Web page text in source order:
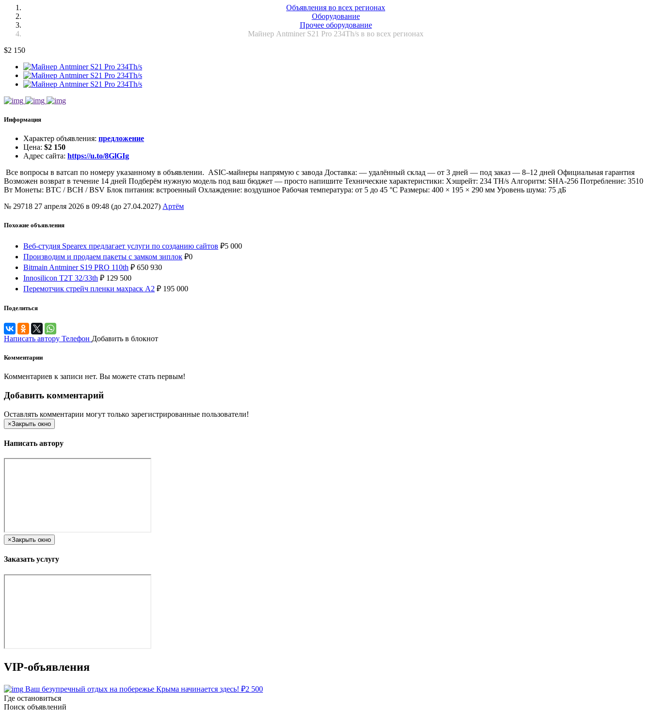
Объявления во всех регионах
Оборудование
Прочее оборудование
Майнер Antminer S21 Pro 234Th/s в во всех регионах
$2 150
Информация
Характер объявления: предложение
Цена: $2 150
Адрес сайта: https://u.to/8GlGIg
Все вопросы в ватсап по номеру указанному в объявлении. ASIC-майнеры напрямую с завода Доставка: — удалённый склад — от 3 дней — под заказ — 8–12 дней Официальная гарантия
Возможен возврат в течение 14 дней Подберём нужную модель под ваш бюджет — просто напишите Технические характеристики: Хэшрейт: 234 TH/s Алгоритм: SHA-256 Потребление: 3510
Вт Монеты: BTC / BCH / BSV Блок питания: встроенный Охлаждение: воздушное Рабочая температура: от 5 до 45 °C Размеры: 400 × 195 × 290 мм Уровень шума: 75 дБ
№ 29718 27 апреля 2026 в 09:48 (до 27.04.2027) Артём
Похожие объявления
Веб-студия Spearex предлагает услуги по созданию сайтов ₽5 000
Производим и продаем пакеты с замком зиплок ₽0
Bitmain Antminer S19 PRO 110th ₽ 650 930
Innosilicon T2T 32/33th ₽ 129 500
Перемотчик стрейч пленки махраск А2 ₽ 195 000
Поделиться
Написать автору Телефон Добавить в блокнот
Комментарии
Комментариев к записи нет. Вы можете стать первым!
Добавить комментарий
Оставлять комментарии могут только зарегистрированные пользователи!
×Закрыть окно
Написать автору
×Закрыть окно
Заказать услугу
VIP-объявления
Ваш безупречный отдых на побережье Крыма начинается здесь! ₽2 500
Где остановиться
Поиск объявлений